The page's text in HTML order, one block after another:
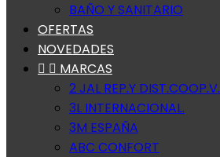
BAÑO Y SANITARIO
OFERTAS
NOVEDADES
  MARCAS
2 JAL REP.Y DIST.COOP.V.
3L INTERNACIONAL.
3M ESPAÑA
ABC CONFORT